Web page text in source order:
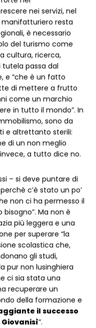
nei servizi, nel
manifatturiero resta
è necessario
del turismo come
cultura, ricerca,
tutela passa dal
e “che è un fatto
di mettere a frutto
come un marchio
in tutto il mondo”. In
sono da
e altrettanto sterili:
di un non meglio
a tutto dice no.
– si deve puntare di
c’è stato un po’
non ci ha permesso il
Ma non è
più leggera e una
per superare “la
scolastica che,
gli studi,
pur non lusinghiera
ci sia stata una
recuperare un
della formazione e
il successo
Giovanisì”.